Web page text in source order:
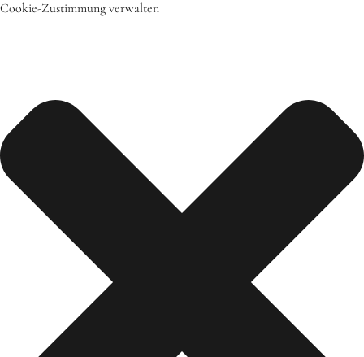
Cookie-Zustimmung verwalten
Daher komme ich
Anerkannt als “BNE”-Akteur